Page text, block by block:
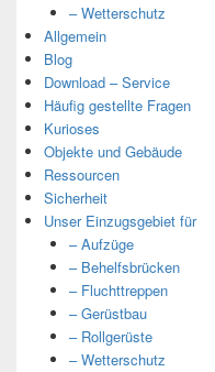
– Wetterschutz
Allgemein
Blog
Download – Service
Häufig gestellte Fragen
Kurioses
Objekte und Gebäude
Ressourcen
Sicherheit
Unser Einzugsgebiet für
– Aufzüge
– Behelfsbrücken
– Fluchttreppen
– Gerüstbau
– Rollgerüste
– Wetterschutz